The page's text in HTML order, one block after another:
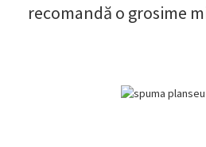
recomandă o grosime